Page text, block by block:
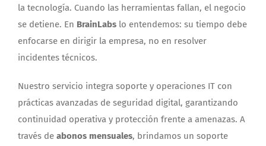
la tecnología. Cuando las herramientas fallan, el negocio
se detiene. En BrainLabslo entendemos: su tiempo debe
enfocarse en dirigir la empresa, no en resolver
incidentes técnicos.
Nuestro servicio integra soporte y operaciones IT con
prácticas avanzadas de seguridad digital, garantizando
continuidad operativa y protección frente a amenazas. A
través de abonos mensuales, brindamos un soporte